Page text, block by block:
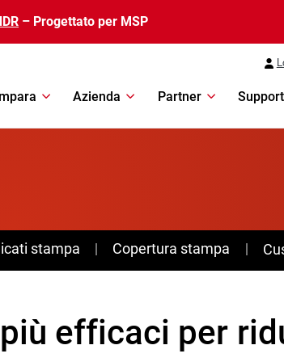
– Progettato per MSP
Azienda Partner
stampa Copertura stampa
efficaci per